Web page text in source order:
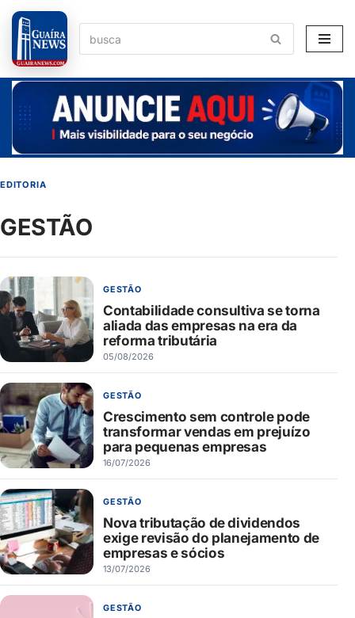
Pular
para
o
conteúdo
EDITORIA
GESTÃO
GESTÃO
Contabilidade consultiva se torna
aliada das empresas na era da
reforma tributária
05/08/2026
GESTÃO
Crescimento sem controle pode
transformar vendas em prejuízo
para pequenas empresas
16/07/2026
GESTÃO
Nova tributação de dividendos
exige revisão do planejamento de
empresas e sócios
13/07/2026
GESTÃO